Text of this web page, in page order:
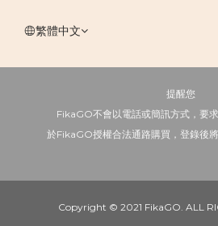
繁體中文
提醒您
FikaGO不會以電話或簡訊方式，要
於FikaGO授權合法通路購買，登錄後將
Copyright © 2021 FikaGO. ALL